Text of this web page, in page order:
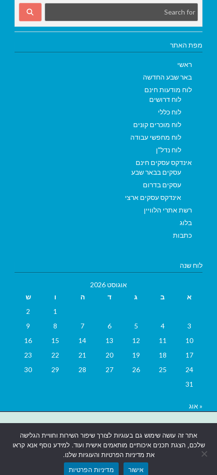
אתר זה עושה שימוש גם בעוגיות לצורך שיפור השירות וחוויית הגלישה
שלכם, הצגת תכנים איכותיים מותאמים אישית ועוד. למידע נוסף אנא קראו
את מדיניות הפרטיות והעוגיות שלנו.
אישור
מדיניות הפרטיות
מפת האתר
ראשי
באר שבע החדשה
לוח מודעות חינם
לוח דרושים
לוח כללי
לוח מוכרים קונים
לוח מחפשי עבודה
לוח נדל"ן
אינדקס עסקים חינם
עסקים בבאר שבע
עסקים בדרום
אינדקס עסקים ארצי
רשת אתרי הלוויין
בלוג
כתבות
לוח שנה
אוגוסט 2026
א
ב ג ד ה ו
ש
1
2
3
4
5
6
7
8
9
10
11
12
13
14
15
16
17
18
19
20
21
22
23
24
25
26
27
28
29
30
31
« אוג
אתרים בבאר שבע|